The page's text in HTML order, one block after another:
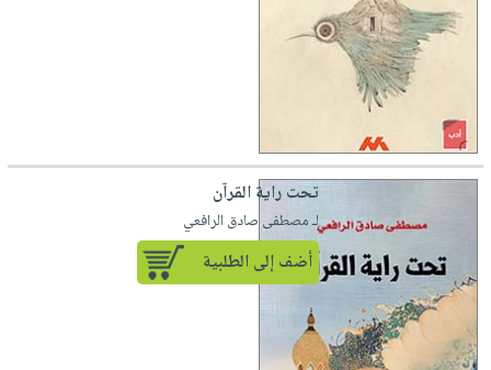
تحت راية القرآن
لـ مصطفى صادق الرافعي
أضف إلى الطلبية